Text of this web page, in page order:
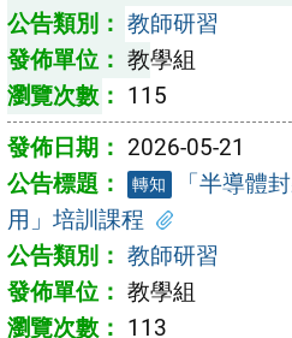
教師研習
教學組
115
2026-05-21
轉知
「半導體
用」培訓課程
教師研習
教學組
113